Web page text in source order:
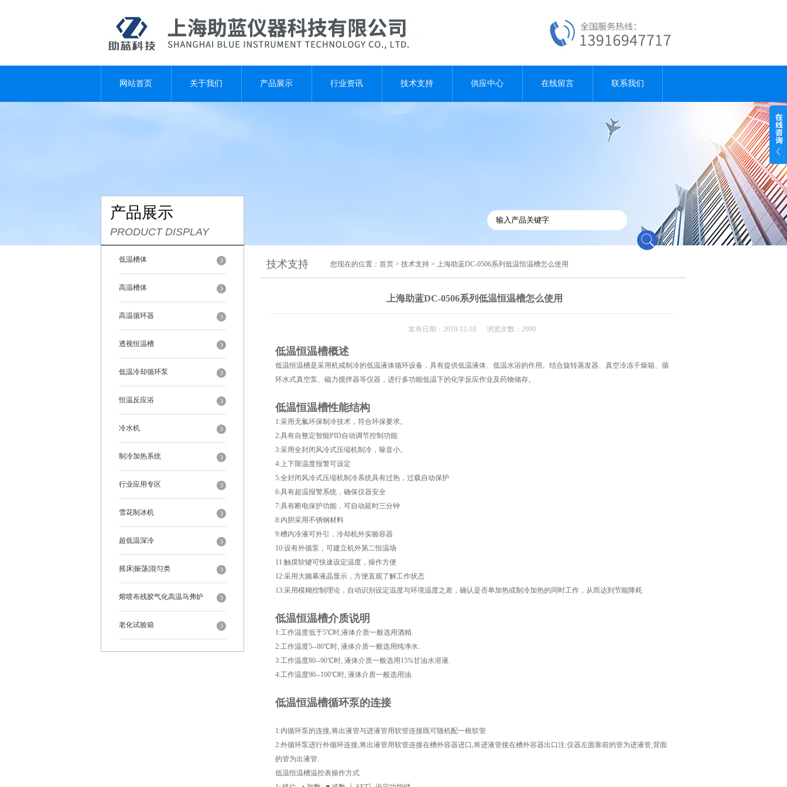
网站首页 关于我们 产品展示 行业资讯 技术支持 供应中心 在线留言 联系我们
产品展示
PRODUCT DISPLAY
低温槽体
高温槽体
高温循环器
透视恒温槽
低温冷却循环泵
恒温反应浴
冷水机
制冷加热系统
行业应用专区
雪花制冰机
超低温深冷
摇床|振荡|混匀类
熔喷布残胶气化高温马弗炉
老化试验箱
技术支持 您现在的位置： 首页 > 技术支持 > 上海助蓝DC-0506系列低温恒温槽怎么使用
上海助蓝DC-0506系列低温恒温槽怎么使用
发布日期：2019-12-18 浏览次数：2990
低温恒温槽概述
低温恒温槽是采用机戒制冷的低温液体循环设备，具有提供低温液体、低温水浴的作用。结合旋转蒸发器、真空冷冻干燥箱、循
环水式真空泵、磁力搅拌器等仪器，进行多功能低温下的化学反应作业及药物储存。
低温恒温槽性能结构
1:采用无氟环保制冷技术，符合环保要求。
2:具有自整定智能PID自动调节控制功能
3:采用全封闭风冷式压缩机制冷，噪音小。
4:上下限温度报警可设定
5:全封闭风冷式压缩机制冷系统具有过热，过载自动保护
6:具有超温报警系统，确保仪器安全
7:具有断电保护功能，可自动延时三分钟
8:内胆采用不锈钢材料
9:槽内冷液可外引，冷却机外实验容器
10:设有外循泵，可建立机外第二恒温场
11:触摸软键可快速设定温度，操作方便
12:采用大频幕液晶显示，方便直观了解工作状态
13:采用模糊控制理论，自动识别设定温度与环境温度之差，确认是否单加热或制冷加热的同时工作，从而达到节能降耗
低温恒温槽介质说明
1:工作温度低于5℃时,液体介质一般选用酒精.
2:工作温度5--80℃时, 液体介质一般选用纯净水.
3:工作温度80--90℃时, 液体介质一般选用15%甘油水溶液.
4:工作温度90--100℃时, 液体介质一般选用油.
低温恒温槽循环泵的连接
1:内循环泵的连接,将出液管与进液管用软管连接既可随机配一根软管
2:外循环泵进行外循环连接,将出液管用软管连接在槽外容器进口,将进液管接在槽外容器出口注:仪器左面靠前的管为进液管,背面
的管为出液管.
低温恒温槽温控表操作方式